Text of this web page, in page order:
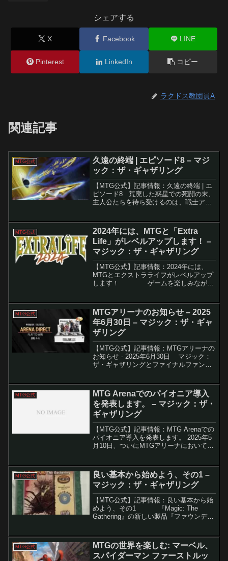
シェアする
X Facebook LINE
Pinterest LinkedIn コピー
ラクドス教団員A
関連記事
MTG公式
久遠の終端 | エピソード8 – マジ
ック：ザ・ギャザリング
【MTG公式】記事情報：久遠の終端 | エ
ピソード8 荒廃した惑星での死闘の末、
主人公たちを待ち受けるのは、戦士アル
走劇だった。要点解説緊急脱出劇カヴ
（Kav）の追...
MTG公式
2024年には、MTGと「Extra
Life」がレベルアップします！ –
マジック：ザ・ギャザリング
【MTG公式】記事情報：2024年には、
MTGとエクストラライフがレベルアップ
します！ ゲームを楽しみながら
す。このイベントでは、子...
MTG公式
MTGアリーナのお知らせ – 2025
年6月30日 – マジック：ザ・ギャ
ザリング
【MTG公式】記事情報：MTGアリーナの
お知らせ - 2025年6月30日 マジック：
ザ・ギャザリングとファイナルファンタ
グ報酬、禁止改定の発表など、注目の情
報が...
MTG公式
MTG Arenaでのパイオニア導入
を発表します。 – マジック：ザ・
ギャザリング
【MTG公式】記事情報：MTG Arenaでの
パイオニア導入を発表します。 2025年5
月10日、ついにMTGアリーナにおいてエ
して、同日より「パイオニア・ショーケ
ース...
MTG公式
良い基本から始めよう、その1 –
マジック：ザ・ギャザリング
【MTG公式】記事情報：良い基本から始
めよう、その1 『Magic: The
Gathering』の新しい製品『ファウンデー
です。今回は『ファウンデ...
MTG公式
MTGの世界を楽しむ: マーベル、
スパイダーマン ファーストルッ